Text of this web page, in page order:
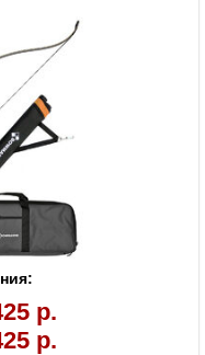
23 дюйма
р.
р.